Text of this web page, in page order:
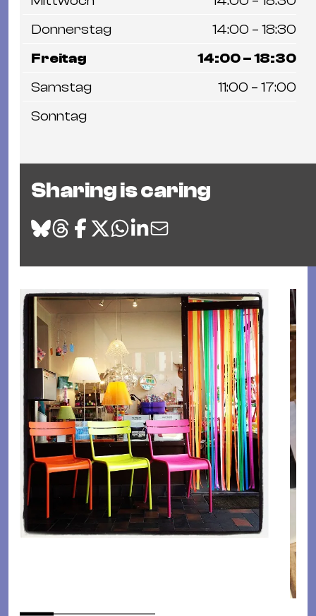
Donnerstag
14:00 – 18:30
Freitag
14:00 – 18:30
Samstag
11:00 – 17:00
Sonntag
Sharing is caring